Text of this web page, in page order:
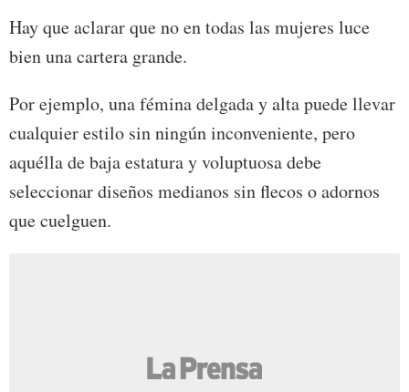
Hay que aclarar que no en todas las mujeres luce
bien una cartera grande.
Por ejemplo, una fémina delgada y alta puede llevar
cualquier estilo sin ningún inconveniente, pero
aquélla de baja estatura y voluptuosa debe
seleccionar diseños medianos sin flecos o adornos
que cuelguen.